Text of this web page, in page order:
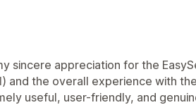
sincere appreciation for the
and the overall experience with
useful, user-friendly, and